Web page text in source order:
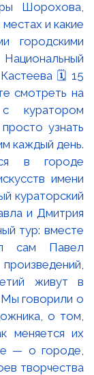
в городе
имени
кураторский
и Дмитрия
тур: вместе
сам Павел
живут в
говорили о
о том,
меняется их
— о городе,
творчества